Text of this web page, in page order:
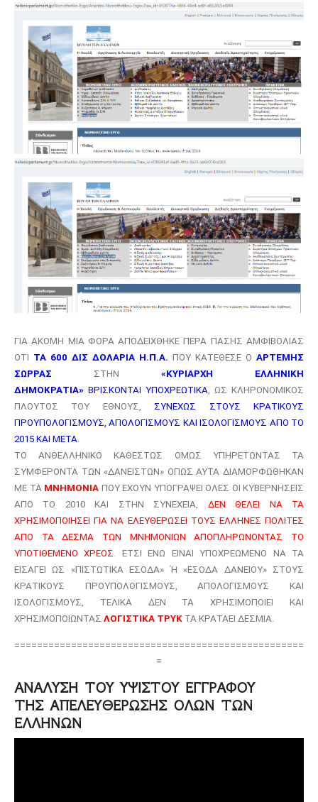
ΓΙΑ ΑΚΟΜΗ ΜΙΑ ΦΟΡΑ ΑΠΟΔΕΙΧΘΗΚΕ ΠΕΡΑ ΠΑΣΗΣ ΑΜΦΙΒΟΛΙΑΣ
ΟΤΙ ΤΑ 600 ΔΙΣ ΔΟΛΑΡΙΑ Η.Π.Α. ΠΟΥ ΚΑΤΕΘΕΣΕ Ο ΑΡΤΕΜΗΣ
ΣΩΡΡΑΣ ΣΤΗΝ «ΚΥΡΙΑΡΧΗ ΕΛΛΗΝΙΚΗ
ΔΗΜΟΚΡΑΤΙΑ» ΒΡΙΣΚΟΝΤΑΙ ΥΠΟΧΡΕΩΤΙΚΑ, ΩΣ ΚΛΗΡΟΝΟΜΙΚΟΣ
ΠΛΟΥΤΟΣ ΤΟΥ ΕΘΝΟΥΣ, ΣΥΝΕΧΩΣ ΣΤΟΥΣ ΚΡΑΤΙΚΟΥΣ
ΠΡΟΥΠΟΛΟΓΙΣΜΟΥΣ, ΑΠΟΛΟΓΙΣΜΟΥΣ ΚΑΙ ΙΣΟΛΟΓΙΣΜΟΥΣ ΑΠΟ ΤΟ
2015 ΚΑΙ ΜΕΤΑ.
ΤΟ ΑΝΘΕΛΛΗΝΙΚΟ ΚΑΘΕΣΤΩΣ ΟΜΩΣ ΥΠΗΡΕΤΩΝΤΑΣ ΤΑ
ΣΥΜΦΕΡΟΝΤΑ ΤΩΝ «ΔΑΝΕΙΣΤΩΝ» ΟΠΩΣ ΑΥΤΑ ΔΙΑΜΟΡΦΩΘΗΚΑΝ
ΜΕ ΤΑ ΜΝΗΜΟΝΙΑ ΠΟΥ ΕΧΟΥΝ ΥΠΟΓΡΑΨΕΙ ΟΛΕΣ ΟΙ ΚΥΒΕΡΝΗΣΕΙΣ
ΑΠΟ ΤΟ 2010 ΚΑΙ ΣΤΗΝ ΣΥΝΕΧΕΙΑ, ΔΕΝ ΘΕΛΕΙ ΝΑ ΤΑ
ΧΡΗΣΙΜΟΠΟΙΗΣΕΙ ΓΙΑ ΝΑ ΕΛΕΥΘΕΡΩΣΕΙ ΤΟΥΣ ΕΛΛΗΝΕΣ ΠΟΛΙΤΕΣ
ΑΠΟ ΤΑ ΔΕΣΜΑ ΤΩΝ ΜΝΗΜΟΝΙΩΝ ΑΠΟΠΛΗΡΩΝΟΝΤΑΣ ΤΟ
ΥΠΟΤΙΘΕΜΕΝΟ ΧΡΕΟΣ.
ΕΤΣΙ ΕΝΩ ΕΙΝΑΙ ΥΠΟΧΡΕΩΜΕΝΟ ΝΑ ΤΑ
ΕΙΣΑΓΕΙ ΩΣ «ΠΙΣΤΩΤΙΚΑ ΕΣΟΔΑ» Ή «ΕΣΟΔΑ ΔΑΝΕΙΟΥ» ΣΤΟΥΣ
ΚΡΑΤΙΚΟΥΣ ΠΡΟΥΠΟΛΟΓΙΣΜΟΥΣ, ΑΠΟΛΟΓΙΣΜΟΥΣ ΚΑΙ
ΙΣΟΛΟΓΙΣΜΟΥΣ, ΤΕΛΙΚΑ ΔΕΝ ΤΑ ΧΡΗΣΙΜΟΠΟΙΕΙ ΚΑΙ
ΧΡΗΣΙΜΟΠΟΙΩΝΤΑΣ ΛΟΓΙΣΤΙΚΑ ΤΡΥΚ ΤΑ ΚΡΑΤΑΕΙ ΔΕΣΜΙΑ.
===================================================
=
ΑΝΑΛΥΣΗ ΤΟΥ ΥΨΙΣΤΟΥ ΕΓΓΡΑΦΟΥ
ΤΗΣ ΑΠΕΛΕΥΘΕΡΩΣΗΣ ΟΛΩΝ ΤΩΝ
ΕΛΛΗΝΩΝ